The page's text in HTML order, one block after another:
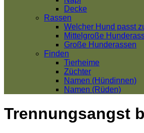
Decke
Rassen
Welcher Hund passt
Mittelgroße
Große Hunderassen
Finden
Tierheime
Züchter
Namen (Hündinnen)
Namen (Rüden)
Trennungsangst